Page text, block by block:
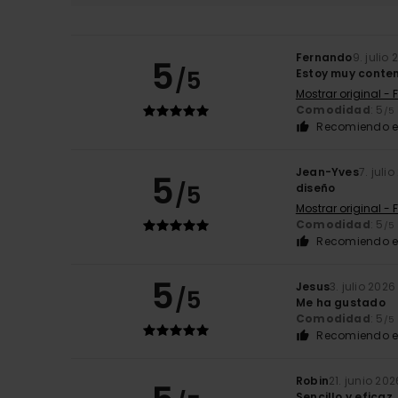
5/5
Fernando9. julio
Estoy muy
Mostrar original -
Comodidad: 5 /5
Recomiendo
5/5
Jean-Yves7. julio
diseño
Mostrar original -
Comodidad: 5 /5
Recomiendo
5/5 Jesus3. julio 2026
Me ha gustado
Comodidad: 5 /5
Recomiendo
Robin21. junio